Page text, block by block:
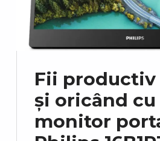
Fii
și oricând
monitor